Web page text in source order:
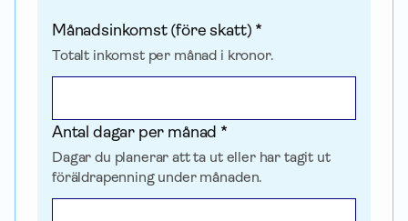
Månadsinkomst (före skatt) *
Totalt inkomst per månad i kronor.
Antal dagar per månad *
Dagar du planerar att ta ut eller har tagit ut
föräldrapenning under månaden.